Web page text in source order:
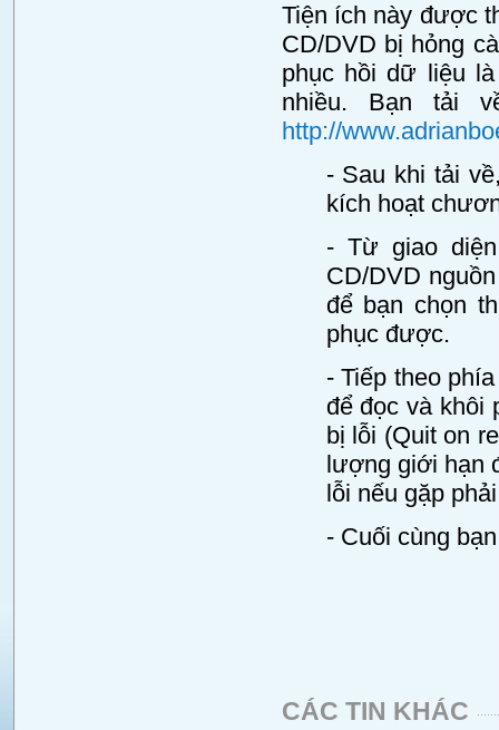
Tiện ích này được
CD/DVD bị hỏng
phục hồi dữ liệu
nhiều. Bạn tải
http://
- Sau khi tải
kích hoạt
- Từ giao
CD/DVD
để bạn chọn
phục được.
- Tiếp theo
để đọc và khôi
bị lỗi (Quit on
lượng giới hạn
lỗi nếu gặp
- Cuối cùng
CÁC TIN KHÁC